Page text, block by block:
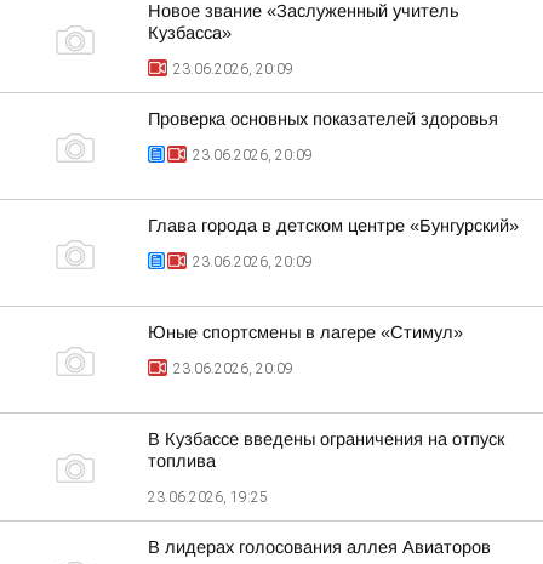
Новое звание «Заслуженный учитель
Кузбасса»
23.06.2026, 20:09
Проверка основных показателей здоровья
23.06.2026, 20:09
Глава города в детском центре «Бунгурский»
23.06.2026, 20:09
Юные спортсмены в лагере «Стимул»
23.06.2026, 20:09
В Кузбассе введены ограничения на отпуск
топлива
23.06.2026, 19:25
В лидерах голосования аллея Авиаторов